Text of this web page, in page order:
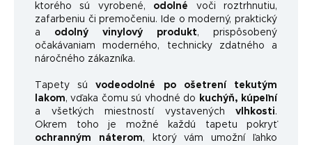
ktorého sú vyrobené, odolné voči roztrhnutiu,
zafarbeniu či premočeniu. Ide o moderný, praktický
a odolný vinylový produkt, prispôsobený
očakávaniam moderného, ​​technicky zdatného a
náročného zákazníka.
Tapety súvodeodolné po ošetrení tekutým
lakom, vďaka čomu sú vhodné do
kuchýň, kúpeľní
a všetkých miestností vystavených vlhkosti.
Okrem toho je možné každú tapetu pokryť
ochranným náterom, ktorý vám umožní ľahko